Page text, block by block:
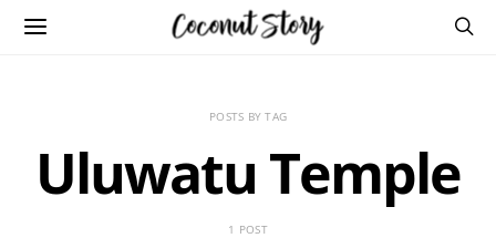
POSTS BY TAG
Uluwatu Temple
1 POST